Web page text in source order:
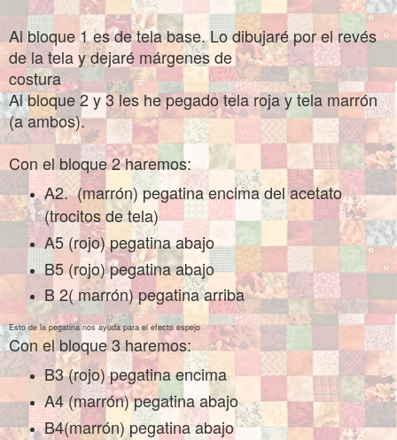
Al bloque 1 es de tela base. Lo dibujaré por el revés
de la tela y dejaré márgenes de
costura
Al bloque 2 y 3 les he pegado tela roja y tela marrón
(a ambos).
Con el bloque 2 haremos:
A2. (marrón) pegatina encima del acetato
(trocitos de tela)
A5 (rojo) pegatina abajo
B5 (rojo) pegatina abajo
B 2( marrón) pegatina arriba
Esto de la pegatina nos ayuda para el efecto espejo
Con el bloque 3 haremos:
B3 (rojo) pegatina encima
A4 (marrón) pegatina abajo
B4(marrón) pegatina abajo